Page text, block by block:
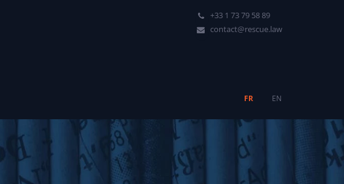
+33 1 73 79 58 89
contact@rescue.law
EN
FR